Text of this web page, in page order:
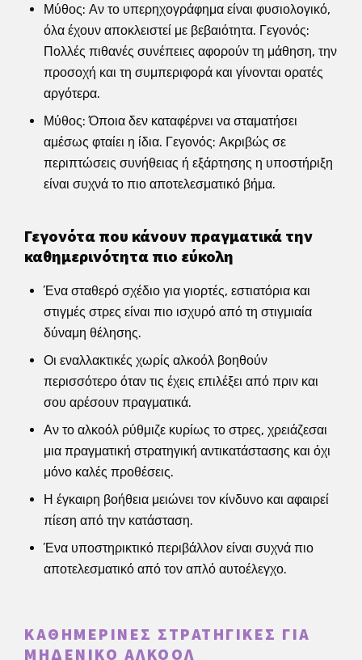
Μύθος: Αν το υπερηχογράφημα είναι φυσιολογικό,
όλα έχουν αποκλειστεί με βεβαιότητα. Γεγονός:
Πολλές πιθανές συνέπειες αφορούν τη μάθηση, την
προσοχή και τη συμπεριφορά και γίνονται ορατές
αργότερα.
Μύθος: Όποια δεν καταφέρνει να σταματήσει
αμέσως φταίει η ίδια. Γεγονός: Ακριβώς σε
περιπτώσεις συνήθειας ή εξάρτησης η υποστήριξη
είναι συχνά το πιο αποτελεσματικό βήμα.
Γεγονότα που κάνουν πραγματικά την
καθημερινότητα πιο εύκολη
Ένα σταθερό σχέδιο για γιορτές, εστιατόρια και
στιγμές στρες είναι πιο ισχυρό από τη στιγμιαία
δύναμη θέλησης.
Οι εναλλακτικές χωρίς αλκοόλ βοηθούν
περισσότερο όταν τις έχεις επιλέξει από πριν και
σου αρέσουν πραγματικά.
Αν το αλκοόλ ρύθμιζε κυρίως το στρες, χρειάζεσαι
μια πραγματική στρατηγική αντικατάστασης και όχι
μόνο καλές προθέσεις.
Η έγκαιρη βοήθεια μειώνει τον κίνδυνο και αφαιρεί
πίεση από την κατάσταση.
Ένα υποστηρικτικό περιβάλλον είναι συχνά πιο
αποτελεσματικό από τον απλό αυτοέλεγχο.
ΚΑΘΗΜΕΡΙΝΈΣ ΣΤΡΑΤΗΓΙΚΈΣ ΓΙΑ
ΜΗΔΕΝΙΚΌ ΑΛΚΟΌΛ